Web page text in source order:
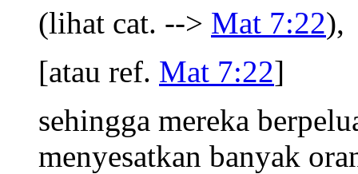
(lihat cat. --> Mat 7:22),
[atau ref. Mat 7:22]
sehingga mereka
menyesatkan banyak